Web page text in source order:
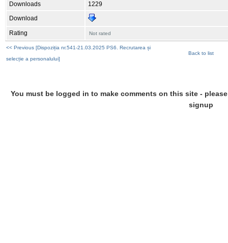
Downloads
1229
Download
Rating Not rated
<< Previous [Dispoziția nr.541-21.03.2025 PS6. Recrutarea și
selecție a personalului]
Back to list
You must be logged in to make comments on this site -
signup